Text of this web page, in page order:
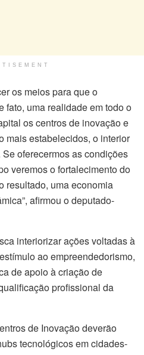
os meios para que o
fato, uma realidade em todo o
os centros de inovação e
mais estabelecidos, o interior
oferecermos as condições
veremos o fortalecimento do
resultado, uma economia
afirmou o deputado-
interiorizar ações voltadas à
ao empreendedorismo,
de apoio à criação de
profissional da
de Inovação deverão
tecnológicos em cidades-